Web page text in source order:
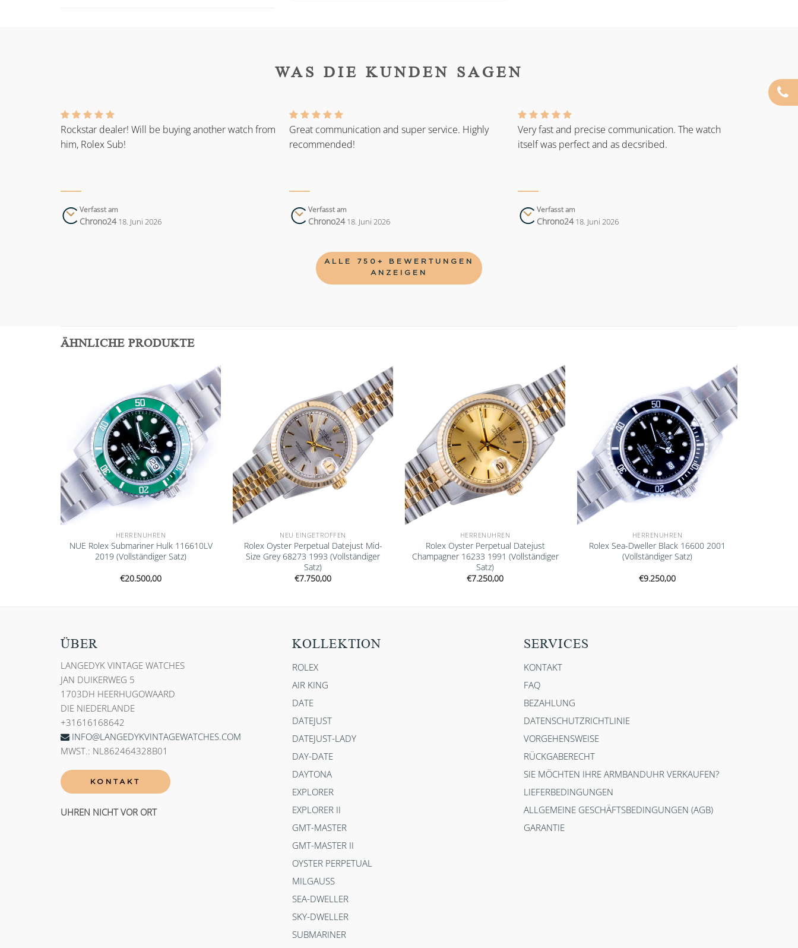
WAS DIE KUNDEN SAGEN
Rockstar dealer! Will be buying another watch from
him, Rolex Sub!
Verfasst am
Chrono24 18. Juni 2026
Great communication and super service. Highly
recommended!
Verfasst am
Chrono24 18. Juni 2026
Very fast and precise communication. The watch
itself was perfect and as decsribed.
Verfasst am
Chrono24 18. Juni 2026
ALLE 750+ BEWERTUNGEN
ANZEIGEN
ÄHNLICHE PRODUKTE
Add to
wishlist
HERRENUHREN
NUE Rolex Submariner Hulk 116610LV
2019 (Vollständiger Satz)
€20.500,00
Add to
wishlist
NEU EINGETROFFEN
Rolex Oyster Perpetual Datejust Mid-
Size Grey 68273 1993 (Vollständiger
Satz)
€7.750,00
Add to
wishlist
HERRENUHREN
Rolex Oyster Perpetual Datejust
Champagner 16233 1991 (Vollständiger
Satz)
€7.250,00
Add to
wishlist
HERRENUHREN
Rolex Sea-Dweller Black 16600 2001
(Vollständiger Satz)
€9.250,00
ÜBER
LANGEDYK VINTAGE WATCHES
JAN DUIKERWEG 5
1703DH HEERHUGOWAARD
DIE NIEDERLANDE
+31616168642
INFO@LANGEDYKVINTAGEWATCHES.COM
MWST.: NL862464328B01
KONTAKT
UHREN NICHT VOR ORT
KOLLEKTION
ROLEX
AIR KING
DATE
DATEJUST
DATEJUST-LADY
DAY-DATE
DAYTONA
EXPLORER
EXPLORER II
GMT-MASTER
GMT-MASTER II
OYSTER PERPETUAL
MILGAUSS
SEA-DWELLER
SKY-DWELLER
SUBMARINER
SERVICES
KONTAKT
FAQ
BEZAHLUNG
DATENSCHUTZRICHTLINIE
VORGEHENSWEISE
RÜCKGABERECHT
SIE MÖCHTEN IHRE ARMBANDUHR VERKAUFEN?
LIEFERBEDINGUNGEN
ALLGEMEINE GESCHÄFTSBEDINGUNGEN (AGB)
GARANTIE